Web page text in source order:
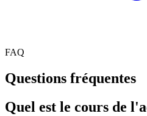
FAQ
Questions fréquentes
Quel est le cours de